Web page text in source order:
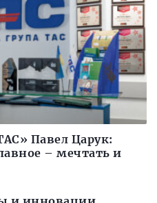
Павел Царук:
– мечтать и